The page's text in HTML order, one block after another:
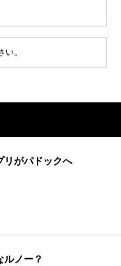
い。
リがパドックへ
ルノー？